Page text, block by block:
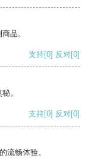
品。
支持[0] 反对[0]
。
支持[0] 反对[0]
流畅体验。